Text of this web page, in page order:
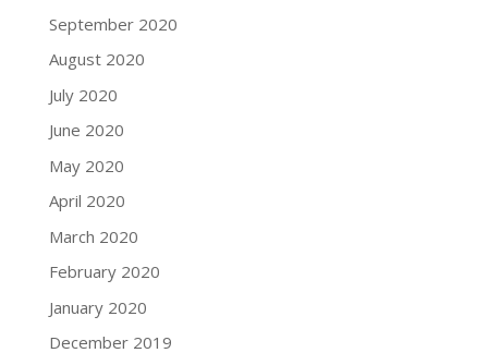
September 2020
August 2020
July 2020
June 2020
May 2020
April 2020
March 2020
February 2020
January 2020
December 2019